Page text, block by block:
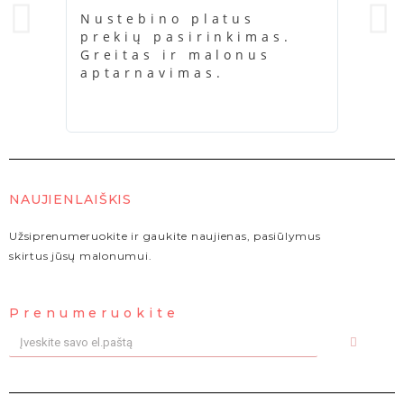
Nustebino platus
prekių pasirinkimas.
Greitas ir malonus
aptarnavimas.
NAUJIENLAIŠKIS
Užsiprenumeruokite ir gaukite naujienas, pasiūlymus
skirtus jūsų malonumui.
Prenumeruokite